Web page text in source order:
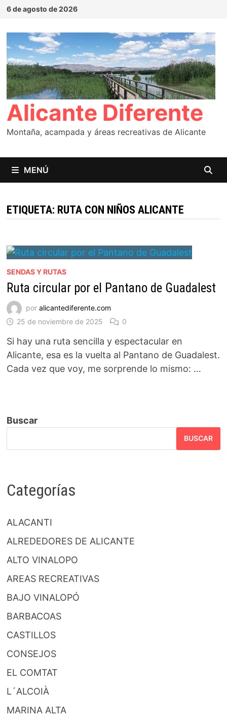
Saltar
contenido
6 de agosto de 2026
Alicante Diferente
Montaña, acampada y áreas recreativas de Alicante
MENÚ
ETIQUETA: RUTA CON NIÑOS ALICANTE
SENDAS Y RUTAS
Ruta circular por el Pantano de Guadalest
por alicantediferente.com
25 de noviembre de 2025
0
Si hay una ruta sencilla y espectacular en
Alicante, esa es la vuelta al Pantano de Guadalest.
Cada vez que voy, me sorprende lo mismo: …
Buscar
BUSCAR
Categorías
ALACANTI
ALREDEDORES DE ALICANTE
ALTO VINALOPO
AREAS RECREATIVAS
BAJO VINALOPÓ
BARBACOAS
CASTILLOS
CONSEJOS
EL COMTAT
L´ALCOIÀ
MARINA ALTA